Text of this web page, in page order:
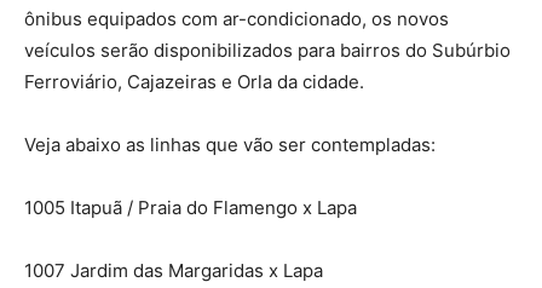
ônibus equipados com ar-condicionado, os novos
veículos serão disponibilizados para bairros do Subúrbio
Ferroviário, Cajazeiras e Orla da cidade.
Veja abaixo as linhas que vão ser contempladas:
1005 Itapuã / Praia do Flamengo x Lapa
1007 Jardim das Margaridas x Lapa